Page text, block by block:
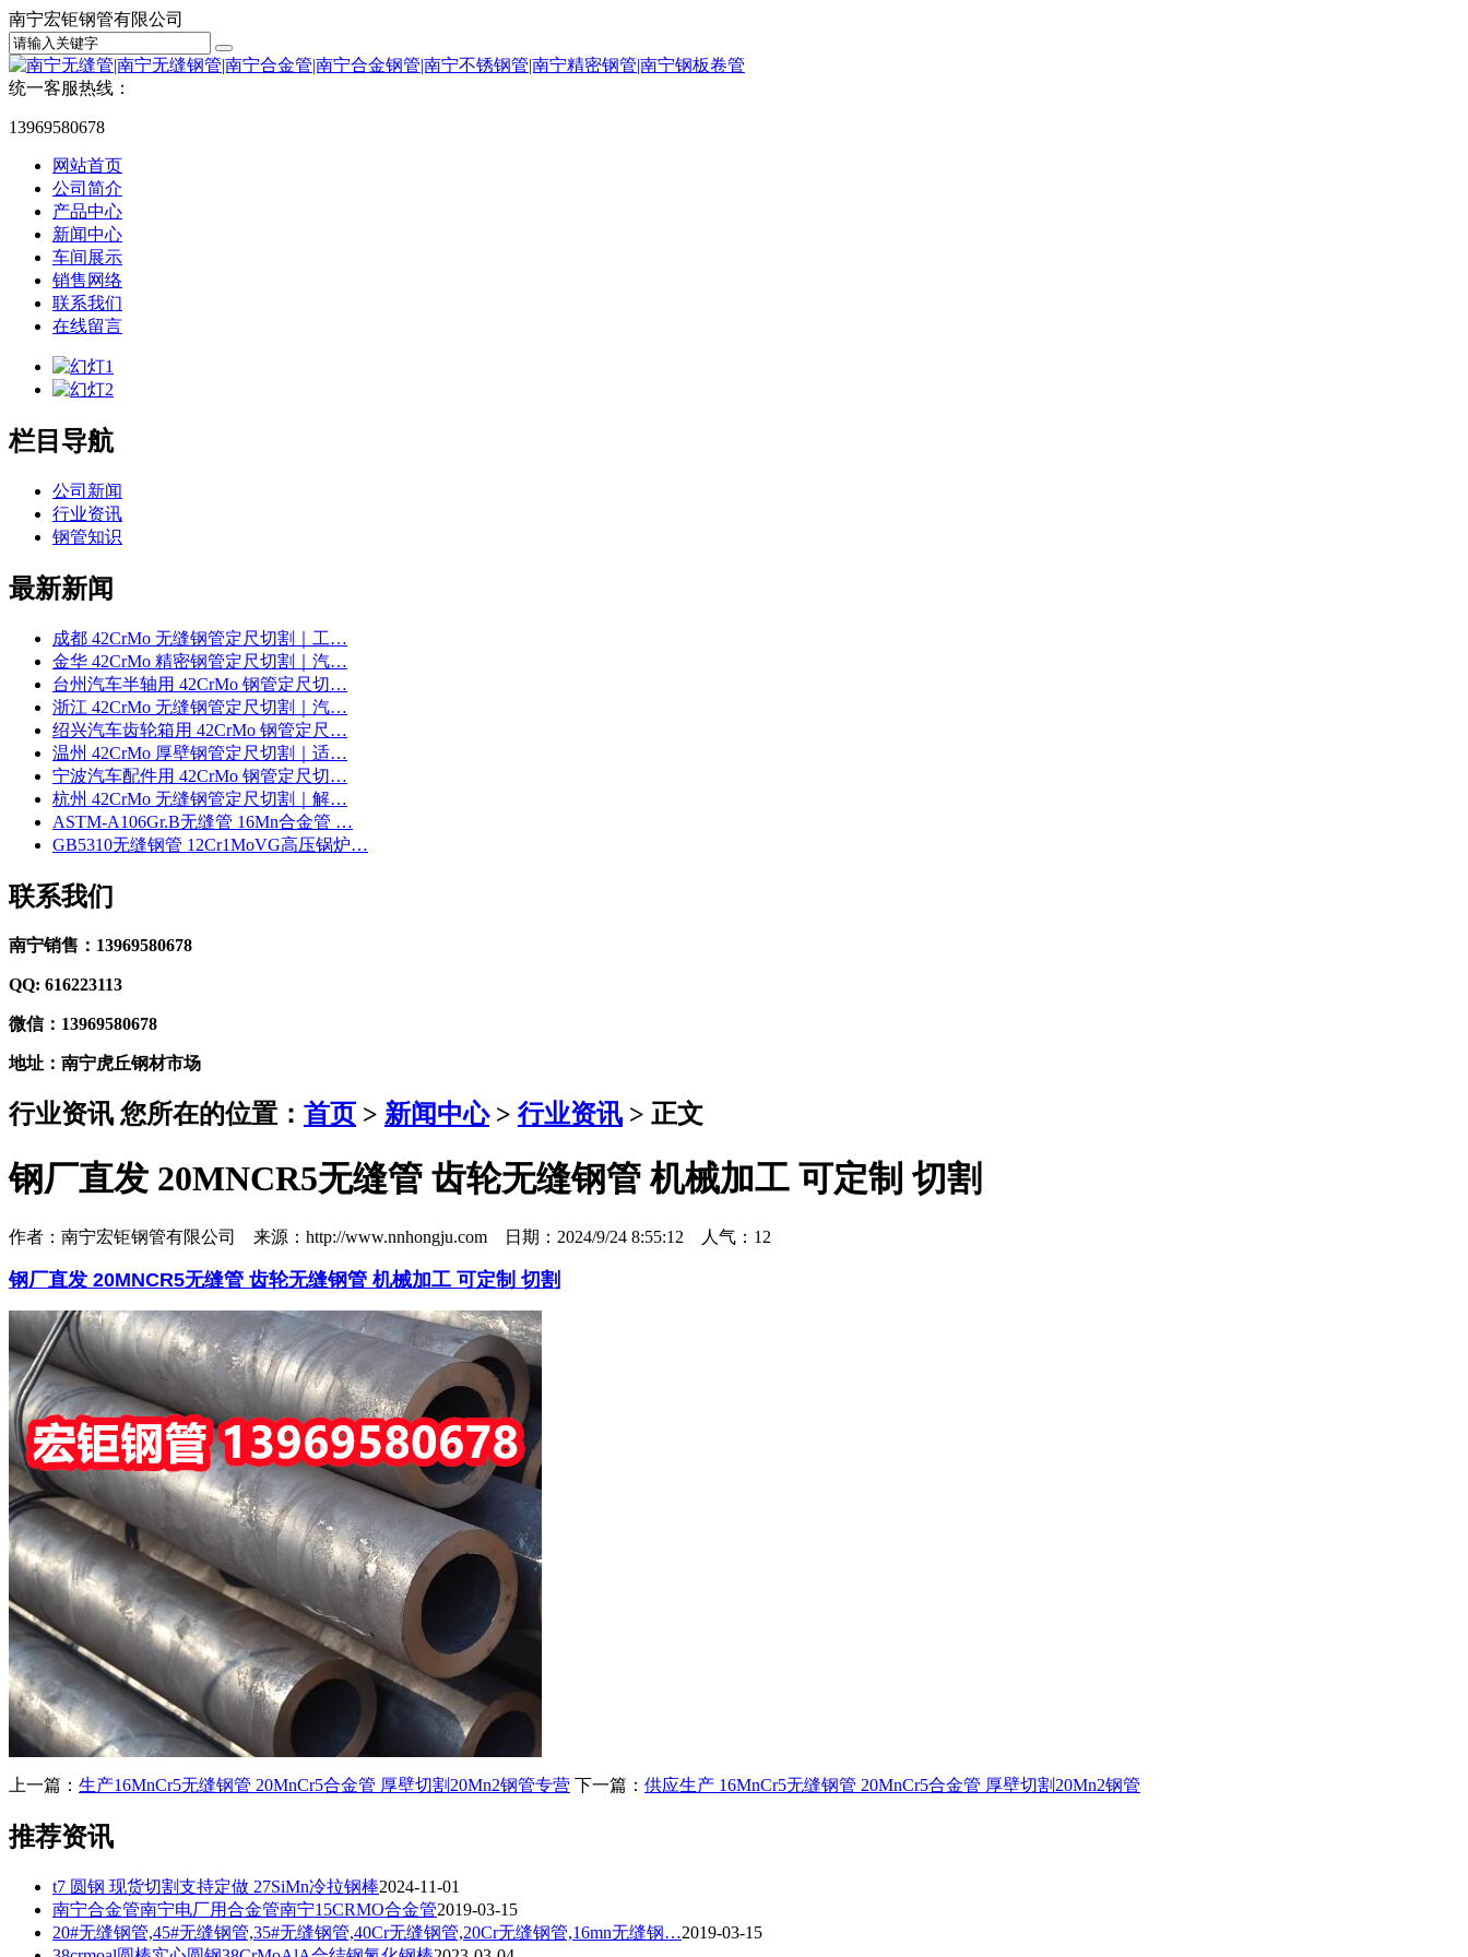
南宁宏钜钢管有限公司
统一客服热线：
13969580678
网站首页
公司简介
产品中心
新闻中心
车间展示
销售网络
联系我们
在线留言
栏目导航
公司新闻
行业资讯
钢管知识
最新新闻
成都 42CrMo 无缝钢管定尺切割｜工…
金华 42CrMo 精密钢管定尺切割｜汽…
台州汽车半轴用 42CrMo 钢管定尺切…
浙江 42CrMo 无缝钢管定尺切割｜汽…
绍兴汽车齿轮箱用 42CrMo 钢管定尺…
温州 42CrMo 厚壁钢管定尺切割｜适…
宁波汽车配件用 42CrMo 钢管定尺切…
杭州 42CrMo 无缝钢管定尺切割｜解…
ASTM-A106Gr.B无缝管 16Mn合金管 …
GB5310无缝钢管 12Cr1MoVG高压锅炉…
联系我们
南宁销售：13969580678
QQ: 616223113
微信：13969580678
地址：南宁虎丘钢材市场
行业资讯 您所在的位置： 首页 > 新闻中心> 行业资讯 > 正文
钢厂直发 20MNCR5无缝管 齿轮无缝钢管 机械加工 可定制 切割
作者：南宁宏钜钢管有限公司 来源：http://www.nnhongju.com 日期：2024/9/24 8:55:12 人气： 12
钢厂直发 20MNCR5无缝管 齿轮无缝钢管 机械加工 可定制 切割
上一篇： 生产16MnCr5无缝钢管 20MnCr5合金管 厚壁切割20Mn2钢管专营 下一篇： 供应生产 16MnCr5无缝钢管 20MnCr5合金管 厚壁切割20Mn2钢管
推荐资讯
t7 圆钢 现货切割支持定做 27SiMn冷拉钢棒2024-11-01
南宁合金管南宁电厂用合金管南宁15CRMO合金管2019-03-15
20#无缝钢管,45#无缝钢管,35#无缝钢管,40Cr无缝钢管,20Cr无缝钢管,16mn无缝钢…2019-03-15